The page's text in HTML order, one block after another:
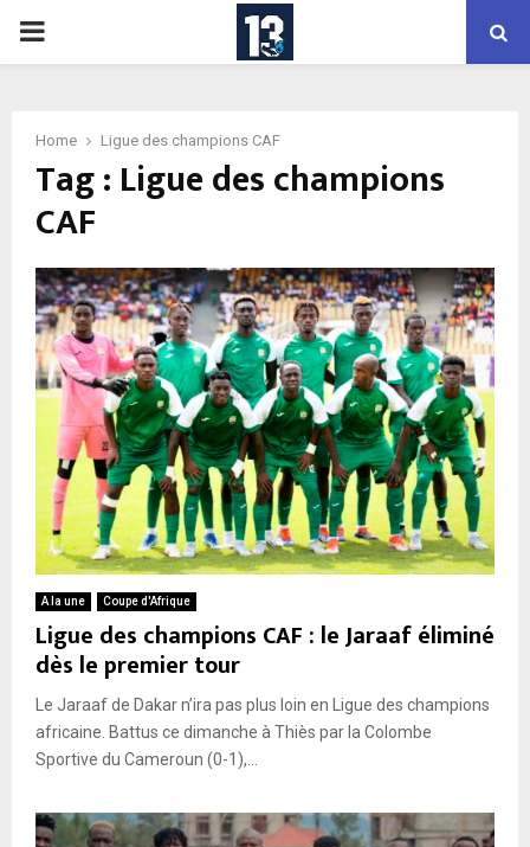
PRIMARY
Home Ligue des champions CAF
Tag : Ligue des champions
CAF
A la une Coupe d'Afrique
Ligue des champions CAF : le Jaraaf éliminé
dès le premier tour
Le Jaraaf de Dakar n’ira pas plus loin en Ligue des champions
africaine. Battus ce dimanche à Thiès par la Colombe
Sportive du Cameroun (0-1),...